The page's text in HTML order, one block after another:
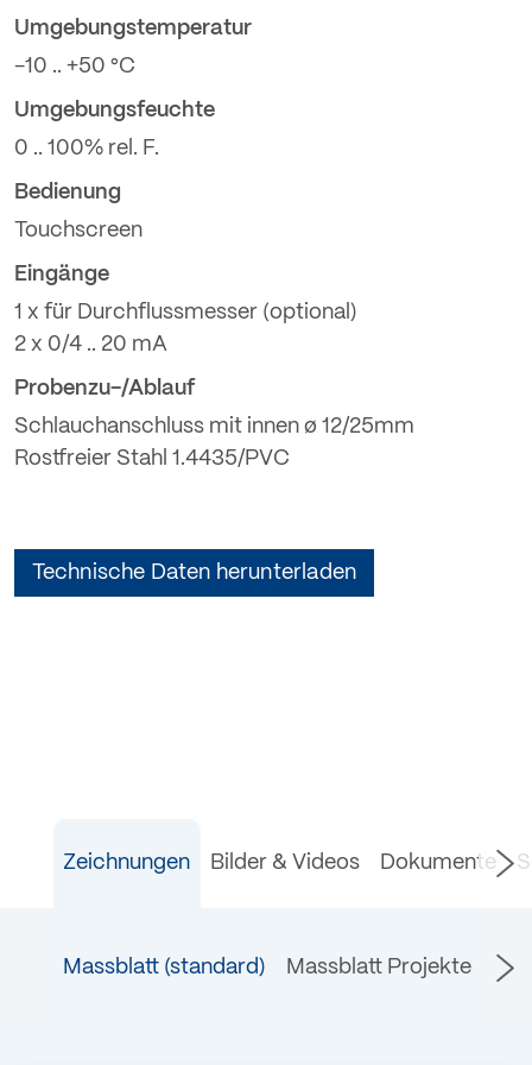
Umgebungstemperatur
-10 .. +50 °C
Umgebungsfeuchte
0 .. 100% rel. F.
Bedienung
Touchscreen
Eingänge
1 x für Durchflussmesser (optional)
2 x 0/4 .. 20 mA
Probenzu-/Ablauf
Schlauchanschluss mit innen ø 12/25mm
Rostfreier Stahl 1.4435/PVC
Technische Daten herunterladen
Zeichnungen Bilder & Videos Dokumente
Massblatt (standard) Massblatt Projekte